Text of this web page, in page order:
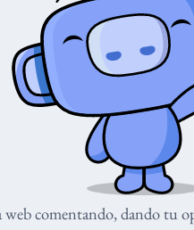
web comentando, dando tu